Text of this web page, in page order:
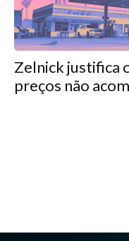
Zelnick justifica
preços não